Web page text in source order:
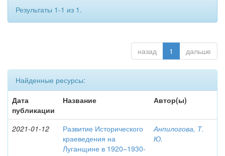
Результаты 1-1 из 1.
назад 1 дальше
Найденные ресурсы:
Дата
публикации
Название Автор(ы)
2021-01-12
Развитие Исторического
краеведения на
Луганщине в 1920–1930-
Анпилогова, Т.
Ю.